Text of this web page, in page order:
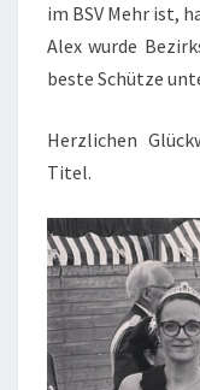
im BSV Mehr ist,
Alex wurde
beste Schütze
Herzlichen
Titel.